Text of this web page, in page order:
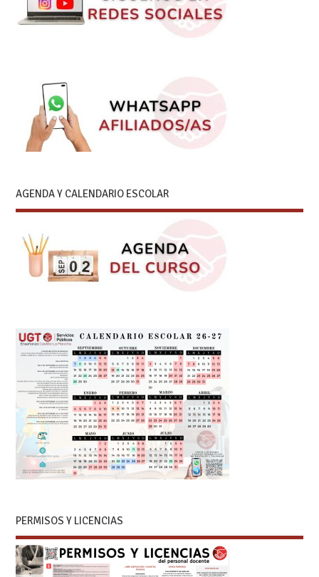
AGENDA Y CALENDARIO ESCOLAR
PERMISOS Y LICENCIAS